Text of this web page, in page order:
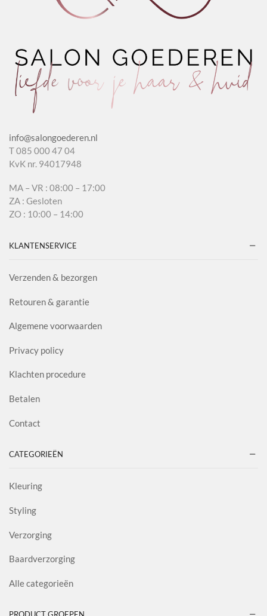
info@salongoederen.nl
T 085 000 47 04
KvK nr. 94017948
MA – VR : 08:00 – 17:00
ZA : Gesloten
ZO : 10:00 – 14:00
KLANTENSERVICE
Verzenden & bezorgen
Retouren & garantie
Algemene voorwaarden
Privacy policy
Klachten procedure
Betalen
Contact
CATEGORIEËN
Kleuring
Styling
Verzorging
Baardverzorging
Alle categorieën